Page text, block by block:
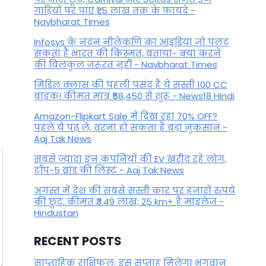
गाड़ियों पर पाएं ₹1.5 लाख तक के फायदे -
Navbharat Times
Infosys के नंदन नीलेकणि का आइडिया जो पलट
सकता है भारत की किस्मत, बताया- क्या करने
की बिलकुल जरूरत नहीं - Navbharat Times
मिडिल क्लास की पहली पसंद हैं ये सस्ती 100 CC
बाइक! कीमत मात्र ₹58,450 से शुरू - News18 Hindi
Amazon-Flipkart Sale में दिख रहा 70% OFF?
पहले ये पढ़ लें, वरना हो सकता है बड़ा नुकसान -
Aaj Tak News
सबसे ज्यादा इन कंपनियों की EV खरीद रहे लोग,
टॉप-5 ब्रांड की लिस्ट - Aaj Tak News
अगस्त में देश की सबसे सस्ती कार पर हजारों रुपये
की छूट, कीमत ₹3.49 लाख; 25 km+ है माइलेज -
Hindustan
RECENT POSTS
साप्ताहिक राशिफल: इस सप्ताह मिलेगा भगवान